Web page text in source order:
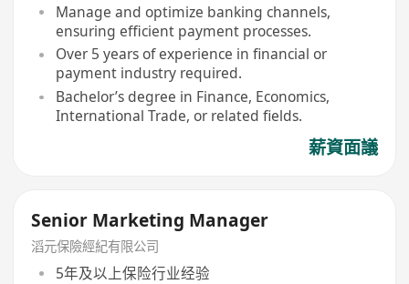
Manage and optimize banking channels,
ensuring efficient payment processes.
Over 5 years of experience in financial or
payment industry required.
Bachelor’s degree in Finance, Economics,
International Trade, or related fields.
薪資面議
Senior Marketing Manager
滔元保險經紀有限公司
5年及以上保险行业经验